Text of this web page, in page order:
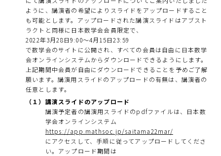
ように、講演者の希望によりスライドをアップロードすること
も可能とします。アップロードされた講演スライドはアブスト
ラクトと同様に日本数学会会員限定で、
2022年3月28日9:00～4月15日23:59
で数学会のサイトに公開され、すべての会員は自由に日本数学
会オンラインシステムからダウンロードできるようにします。
上記期間中会員が自由にダウンロードできることを予めご了解
願います。講演用スライドのアップロードの有無は、講演者の
任意とします。
（１） 講演スライドのアップロード
講演予定者の講演用スライドのpdfファイルは、日本数
学会オンラインシステム
https://app.mathsoc.jp/saitama22mar/
にアクセスして、手順に従ってアップロードしてくださ
い。アップロード期間は